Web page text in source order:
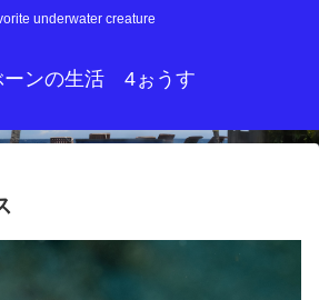
underwater creature
ーンの生活 4ぉうす